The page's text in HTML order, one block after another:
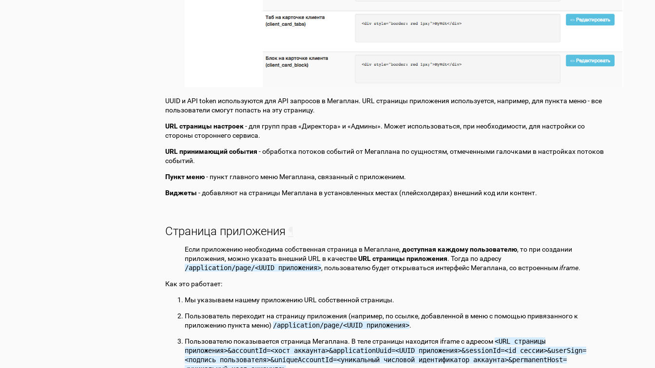
UUID и API token используются для API запросов в Мегаплан. URL страницы приложения используется, например, для пункта меню - все
пользователи смогут попасть на эту страницу.
URL страницы настроек- для групп прав «Директора» и «Админы». Может использоваться, при необходимости, для настройки со
стороны стороннего сервиса.
URL принимающий события - обработка потоков событий от Мегаплана по сущностям, отмеченными галочками в настройках потоков
событий.
Пункт меню- пункт главного меню Мегаплана, связанный с приложением.
Виджеты - добавляют на страницы Мегаплана в установленных местах (плейсхолдерах) внешний код или контент.
Страница приложения
Если приложению необходима собственная страница в Мегаплане, доступная каждому пользователю, то при создании
приложения, можно указать внешний URL в качествеURL страницы приложения. Тогда по адресу
/application/page/<UUID приложения>, пользователю будет открываться интерфейс Мегаплана, со встроеннымiframe.
Как это работает:
Мы указываем нашему приложению URL собственной страницы.
Пользователь переходит на страницу приложения (например, по ссылке, добавленной в меню c помощью привязанного к
приложению пункта меню) /application/page/<UUID приложения>.
Пользователю показывается страница Мегаплана. В теле страницы находится iframe с адресом<URL
страницы
приложения>&accountId=<хост
аккаунта>&applicationUuid=<UUID приложения>&sessionId=<id
сессии>&userSign=
<подпись пользователя>&uniqueAccountId=<уникальный числовой идентификатор аккаунта>&permanentHost=